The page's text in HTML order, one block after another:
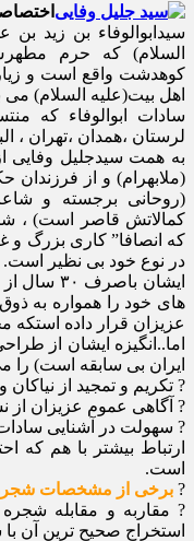
سیدابوالوفاء بن زید
کوهدشت واقع است و
اهل بیت(علیه السلام) می
سادات ابوالوفاء که
لرستان ،همدان ،تهران ،
به همت سیدجلیل وفایی از
(ملابهرام) و از فرزندان
(روحانی برجسته و
کمالاتش قاصر است) ،
که انصافا” کاری بزرگ و
در نوع خود بی نظیر است.
ایشان
های خود را همواره به
عزیزان قرار داده
اما..انگیزه ایشان از
ایران بی سابقه است) را
? تکریم و تمجید از نیاکان
? آگاهی عموم عزیزان از
? سهولت در آشنایی سادات
ارتباط بیشتر با هم که
است.
? برخی از مشخصات شجره
? مقاربه و مقابله
استخراج صحیح ترین آن